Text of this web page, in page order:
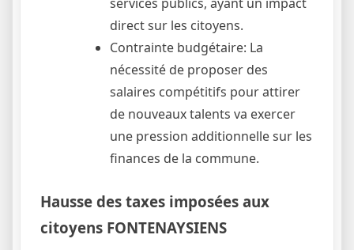
direct sur les citoyens.
Contrainte budgétaire: La
nécessité de proposer des
salaires compétitifs pour attirer
de nouveaux talents va exercer
une pression additionnelle sur les
finances de la commune.
Hausse des taxes imposées aux
citoyens FONTENAYSIENS